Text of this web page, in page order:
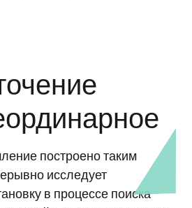
построено таким
исследует
в процессе поиска